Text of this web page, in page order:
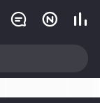
  